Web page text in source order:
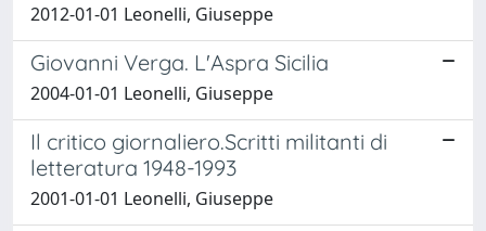
2012-01-01 Leonelli, Giuseppe
Giovanni Verga. L'Aspra Sicilia
2004-01-01 Leonelli, Giuseppe
Il critico giornaliero.Scritti militanti di
letteratura 1948-1993
2001-01-01 Leonelli, Giuseppe